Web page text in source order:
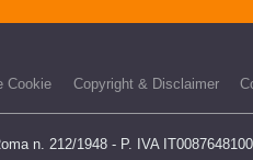
Cookie Copyright & Disclaimer
n. 212/1948 - P. IVA